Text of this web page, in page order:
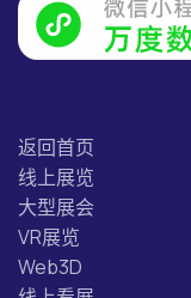
返回首页
线上展览
大型展会
VR展览
Web3D